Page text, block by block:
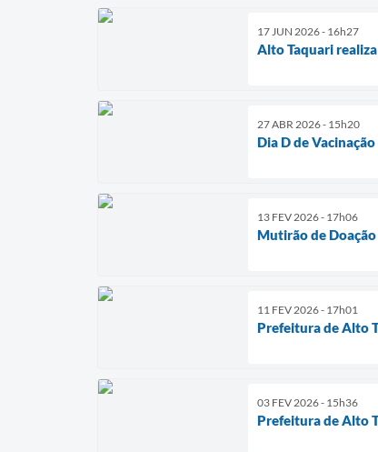
17 JUN 2026 - 16h27
Alto Taquari
27 ABR 2026 - 15h20
Dia D de
13 FEV 2026 - 17h06
Mutirão de
11 FEV 2026 - 17h01
Prefeitura de Alto
03 FEV 2026 - 15h36
Prefeitura de Alto